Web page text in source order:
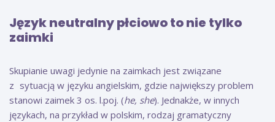
Język neutralny płciowo to nie tylko
zaimki
Skupianie uwagi jedynie na zaimkach jest związane
z sytuacją w języku angielskim, gdzie największy problem
stanowi zaimek 3 os. l.poj. (he, she). Jednakże, w innych
językach, na przykład w polskim, rodzaj gramatyczny